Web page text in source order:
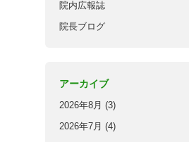
院内広報誌
院長ブログ
アーカイブ
2026年8月 (3)
2026年7月 (4)